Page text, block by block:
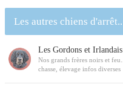
Les autres chiens d'arrêt..
Les Gordons et Irlandais
Nos grands frères noirs et
chasse, élevage infos diverses